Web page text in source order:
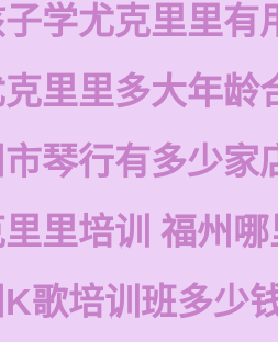
学尤克里里有
里里多大年龄
琴行有多少家
里培训 福州
歌培训班多少